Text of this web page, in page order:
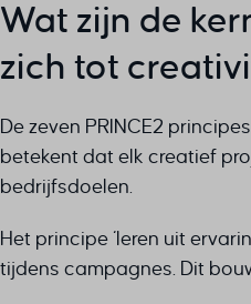
Wat zijn de
zich tot
De zeven PRINCE2
betekent dat elk creatief
bedrijfsdoelen.
Het principe ‘leren uit
tijdens campagnes. Dit